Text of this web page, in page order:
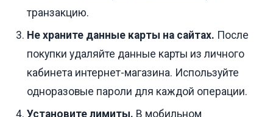
транзакцию.
Не храните данные карты на сайтах. После
покупки удаляйте данные карты из личного
кабинета интернет-магазина. Используйте
одноразовые пароли для каждой операции.
Установите лимиты. В мобильном